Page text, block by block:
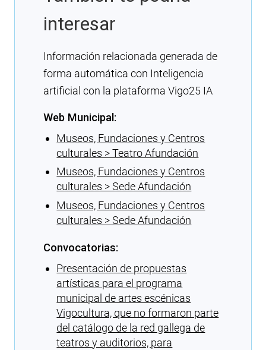
interesar
Información relacionada generada de
forma automática con Inteligencia
artificial con la plataforma Vigo25 IA
Web Municipal:
Museos, Fundaciones y Centros
culturales > Teatro Afundación
Museos, Fundaciones y Centros
culturales > Sede Afundación
Museos, Fundaciones y Centros
culturales > Sede Afundación
Convocatorias:
Presentación de propuestas
artísticas para el programa
municipal de artes escénicas
Vigocultura, que no formaron parte
del catálogo de la red gallega de
teatros y auditorios, para